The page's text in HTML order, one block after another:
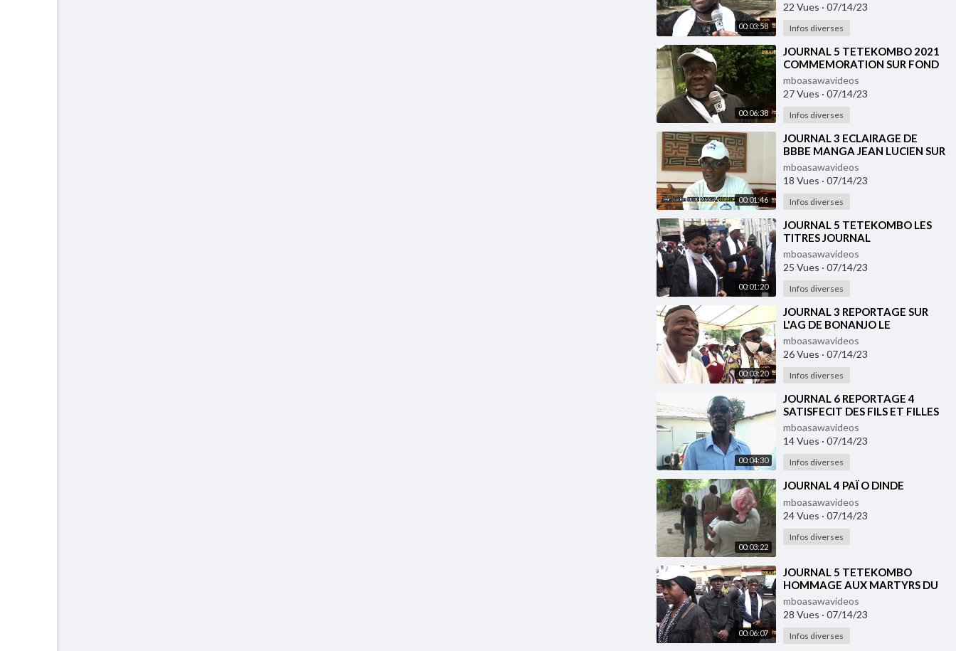
00:03:58
22 Vues · 07/14/23
Infos diverses
00:06:38
⁣JOURNAL 5 TETEKOMBO 2021
COMMEMORATION SUR FOND
DE CRISE DES 1570 Ha DE DINDE
mboasawavideos
27 Vues · 07/14/23
Infos diverses
00:01:46
⁣JOURNAL 3 ECLAIRAGE DE
BBBE MANGA JEAN LUCIEN SUR
LA LETTRE DU MINDCAF
mboasawavideos
18 Vues · 07/14/23
Infos diverses
00:01:20
⁣JOURNAL 5 TETEKOMBO LES
TITRES JOURNAL
mboasawavideos
25 Vues · 07/14/23
Infos diverses
00:03:20
⁣JOURNAL 3 REPORTAGE SUR
L'AG DE BONANJO LE
COLLECTIF ASSURE ET
RASSURE
mboasawavideos
26 Vues · 07/14/23
Infos diverses
00:04:30
⁣JOURNAL 6 REPORTAGE 4
SATISFECIT DES FILS ET FILLES
BONANJO
mboasawavideos
14 Vues · 07/14/23
Infos diverses
00:03:22
⁣JOURNAL 4 PAÏ O DINDE
mboasawavideos
24 Vues · 07/14/23
Infos diverses
00:06:07
⁣JOURNAL 5 TETEKOMBO
HOMMAGE AUX MARTYRS DU
08 AOUT 1914
mboasawavideos
28 Vues · 07/14/23
Infos diverses